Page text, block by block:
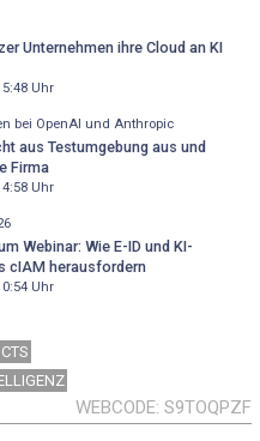
Unternehmen ihre Cloud an KI
Uhr
bei OpenAI und Anthropic
aus Testumgebung aus und
Firma
Uhr
Webinar: Wie E-ID und KI-
cIAM herausfordern
Uhr
WEBCODE S9TOQPZF